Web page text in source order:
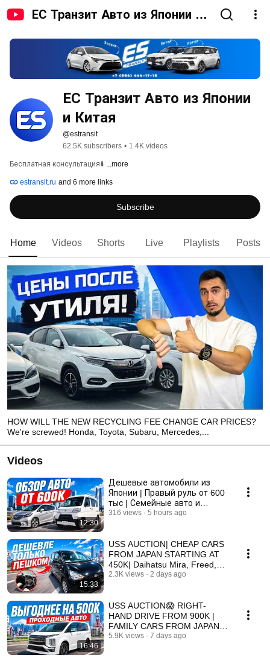
ЕС Транзит Авто из Японии и
ЕС Транзит Авто из Японии
и Китая
@estransit
62.5K subscribers • 1.4K videos
Бесплатная консультация⬇️ ...more
estransit.ru and 6 more links
Subscribe
Home Videos Shorts Live Playlists Posts
HOW WILL THE NEW RECYCLING FEE CHANGE CAR PRICES?
We're screwed! Honda, Toyota, Subaru, Mercedes,...
Videos
12:30
Дешевые автомобили из
Японии | Правый руль от 600
тыс | Семейные авто и
коммерческий транспорт
316 views 5 hours ago
15:33
USS AUCTION| CHEAP CARS
FROM JAPAN STARTING AT
450K| Daihatsu Mira, Freed,
Raize | WHAT TO BUY FO...
2.3K views 2 days ago
16:46
USS AUCTION😱 RIGHT-
HAND DRIVE FROM 900K |
FAMILY CARS FROM JAPAN |
StepWGN, Vezel, Premio,
5.9K views 7 days ago